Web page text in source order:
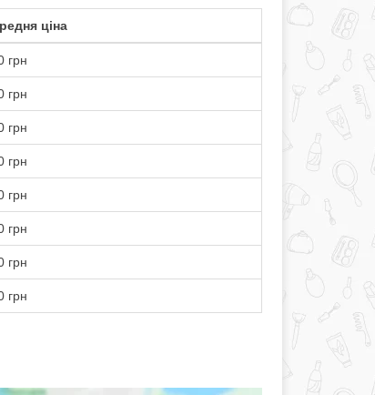
ціна
грн
грн
грн
грн
грн
грн
грн
грн